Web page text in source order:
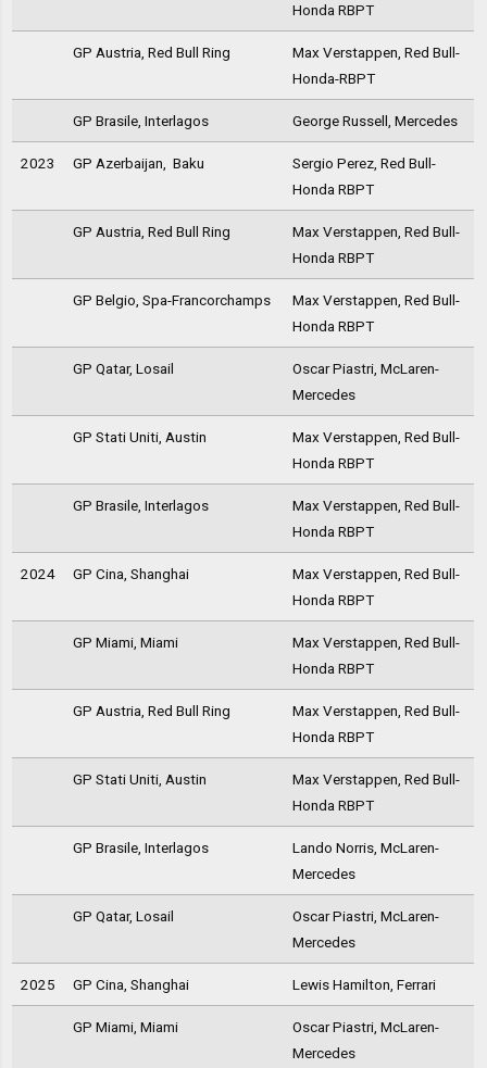
Honda RBPT
GP Austria, Red Bull Ring
Max Verstappen, Red Bull-
Honda-RBPT
GP Brasile, Interlagos George Russell, Mercedes
2023 GP Azerbaijan, Baku
Sergio Perez, Red Bull-
Honda RBPT
GP Austria, Red Bull Ring
Max Verstappen, Red Bull-
Honda RBPT
GP Belgio, Spa-Francorchamps
Max Verstappen, Red Bull-
Honda RBPT
GP Qatar, Losail
Oscar Piastri, McLaren-
Mercedes
GP Stati Uniti, Austin
Max Verstappen, Red Bull-
Honda RBPT
GP Brasile, Interlagos
Max Verstappen, Red Bull-
Honda RBPT
2024 GP Cina, Shanghai
Max Verstappen, Red Bull-
Honda RBPT
GP Miami, Miami
Max Verstappen, Red Bull-
Honda RBPT
GP Austria, Red Bull Ring
Max Verstappen, Red Bull-
Honda RBPT
GP Stati Uniti, Austin
Max Verstappen, Red Bull-
Honda RBPT
GP Brasile, Interlagos
Lando Norris, McLaren-
Mercedes
GP Qatar, Losail
Oscar Piastri, McLaren-
Mercedes
2025 GP Cina, Shanghai Lewis Hamilton, Ferrari
GP Miami, Miami
Oscar Piastri, McLaren-
Mercedes